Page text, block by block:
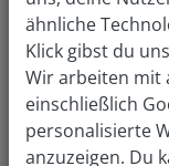
Gratis
Über 4 Mio
verkaufen: so
ähnliche
Klick gibst du
Wir arbeiten mit
einschließlich
personalisierte
anzuzeigen. Du